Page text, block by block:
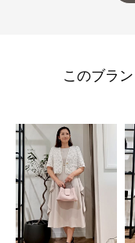
このブラ